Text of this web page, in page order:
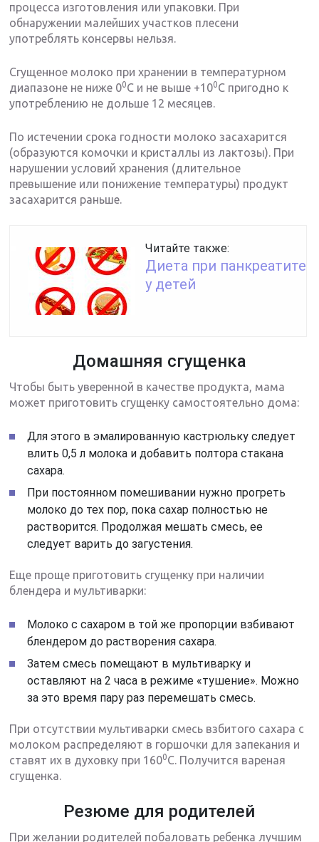
процесса изготовления или упаковки. При
обнаружении малейших участков плесени
употреблять консервы нельзя.
Сгущенное молоко при хранении в температурном
диапазоне не ниже 00С и не выше +100С пригодно к
употреблению не дольше 12 месяцев.
По истечении срока годности молоко засахарится
(образуются комочки и кристаллы из лактозы). При
нарушении условий хранения (длительное
превышение или понижение температуры) продукт
засахарится раньше.
Читайте также:
Диета при панкреатите
у детей
Домашняя сгущенка
Чтобы быть уверенной в качестве продукта, мама
может приготовить сгущенку самостоятельно дома:
Для этого в эмалированную кастрюльку следует
влить 0,5 л молока и добавить полтора стакана
сахара.
При постоянном помешивании нужно прогреть
молоко до тех пор, пока сахар полностью не
растворится. Продолжая мешать смесь, ее
следует варить до загустения.
Еще проще приготовить сгущенку при наличии
блендера и мультиварки:
Молоко с сахаром в той же пропорции взбивают
блендером до растворения сахара.
Затем смесь помещают в мультиварку и
оставляют на 2 часа в режиме «тушение». Можно
за это время пару раз перемешать смесь.
При отсутствии мультиварки смесь взбитого сахара с
молоком распределяют в горшочки для запекания и
ставят их в духовку при 1600С. Получится вареная
сгущенка.
Резюме для родителей
При желании родителей побаловать ребенка лучшим